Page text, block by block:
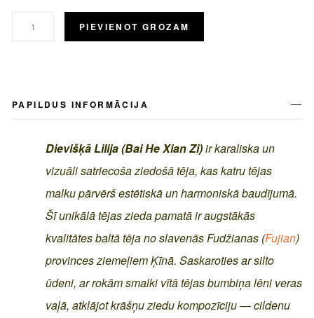
PIEVIENOT GROZAM
PAPILDUS INFORMĀCIJA
Dievišķā Lilija (Bai He Xian Zi)ir karaliska un
vizuāli satriecoša ziedošā tēja, kas katru tējas
malku pārvērš estētiskā un harmoniskā baudījumā.
Šī unikālā tējas zieda pamatā ir augstākās
kvalitātes baltā tēja no slavenās Fudžianas (Fujian)
provinces ziemeļiem Ķīnā. Saskaroties ar silto
ūdeni, ar rokām smalki vītā tējas bumbiņa lēni veras
vaļā, atklājot krāšņu ziedu kompozīciju — cildenu